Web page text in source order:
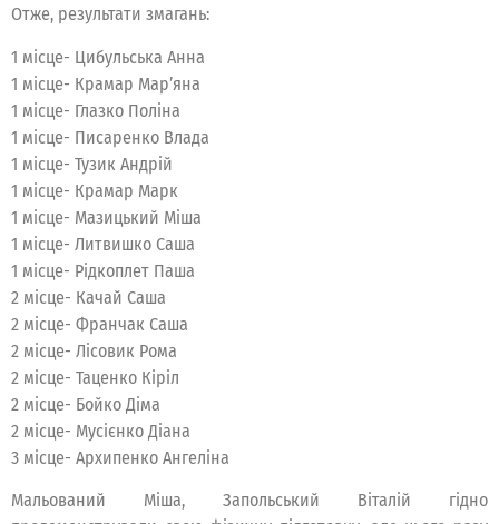
Отже, результати змагань:
1 місце- Цибульська Анна
1 місце- Крамар Мар’яна
1 місце- Глазко Поліна
1 місце- Писаренко Влада
1 місце- Тузик Андрій
1 місце- Крамар Марк
1 місце- Мазицький Міша
1 місце- Литвишко Саша
1 місце- Рідкоплет Паша
2 місце- Качай Саша
2 місце- Франчак Саша
2 місце- Лісовик Рома
2 місце- Таценко Кіріл
2 місце- Бойко Діма
2 місце- Мусієнко Діана
3 місце- Архипенко Ангеліна
Мальований Міша, Запольський Віталій гідно